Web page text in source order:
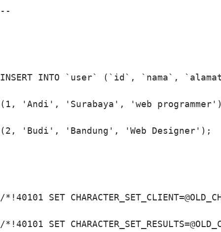
--
INSERT INTO `user` (`id`, `nama`,
(1, 'Andi', 'Surabaya', 'web
(2, 'Budi', 'Bandung', 'Web Designer');
/*!40101 SET
/*!40101 SET